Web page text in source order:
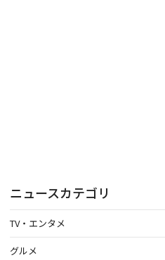
ニュースカテゴリ
TV・エンタメ
グルメ